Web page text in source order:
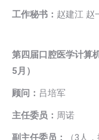
工作秘书： 赵建江 赵
第四届口腔医学计算
5月）
顾问： 吕培军
主任委员： 周诺
副主任委员： （3人